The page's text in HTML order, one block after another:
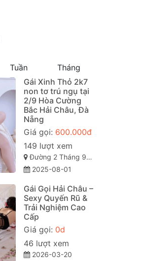
Tuần
Tháng
Gái Xinh Thỏ 2k7
non tơ trú ngụ tại
2/9 Hòa Cường
Bắc Hải Châu, Đà
Nẵng
Giá gọi: 600.000đ
149 lượt xem
Đường 2 Tháng 9,Hòa Cường Bắc, Hải Châu, Đà Nẵng
2025-08-01
Gái Gọi Hải Châu –
Sexy Quyến Rũ &
Trải Nghiệm Cao
Cấp
Giá gọi: 0d
46 lượt xem
2026-03-20